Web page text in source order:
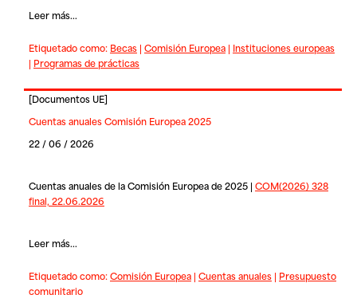
Leer más...
Etiquetado como: Becas| Comisión Europea| Instituciones europeas
| Programas de prácticas
[Documentos UE]
Cuentas anuales Comisión Europea 2025
22 / 06 / 2026
Cuentas anuales de la Comisión Europea de 2025 | COM(2026) 328
final, 22.06.2026
Leer más...
Etiquetado como:Comisión Europea| Cuentas anuales| Presupuesto
comunitario